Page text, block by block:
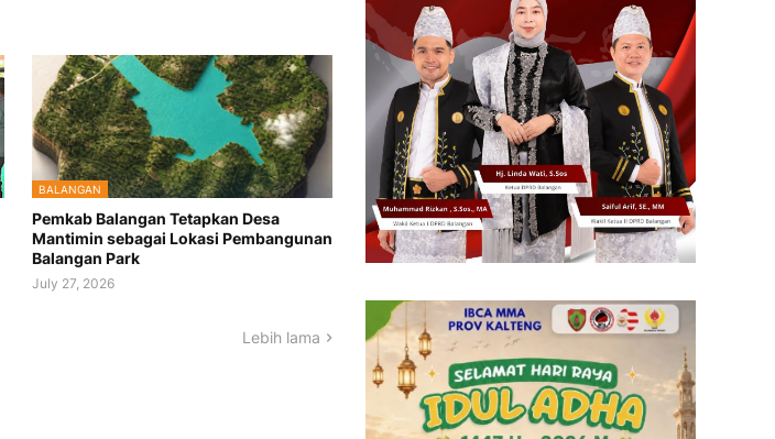
BALANGAN
Pemkab Balangan Tetapkan Desa
Mantimin sebagai Lokasi Pembangunan
Balangan Park
July 27, 2026
Lebih lama